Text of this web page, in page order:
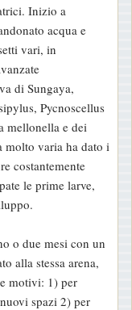
Inizio a
acqua e
vari, in
di Sungaya,
Pycnoscellus
mellonella e dei
molto varia ha dato i
costantemente
le prime larve,
o due mesi con un
alla stessa arena,
motivi: 1) per
spazi 2) per